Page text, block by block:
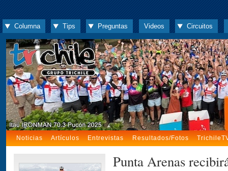
Columna Tips Preguntas Videos Circuitos
Noticias Artículos Entrevistas Resultados/Fotos
Punta Arenas